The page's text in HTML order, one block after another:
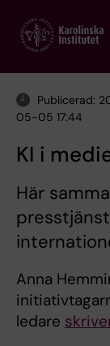
main
Publicerad:
05-05 17:44
KI i
Här
Anna
ledare